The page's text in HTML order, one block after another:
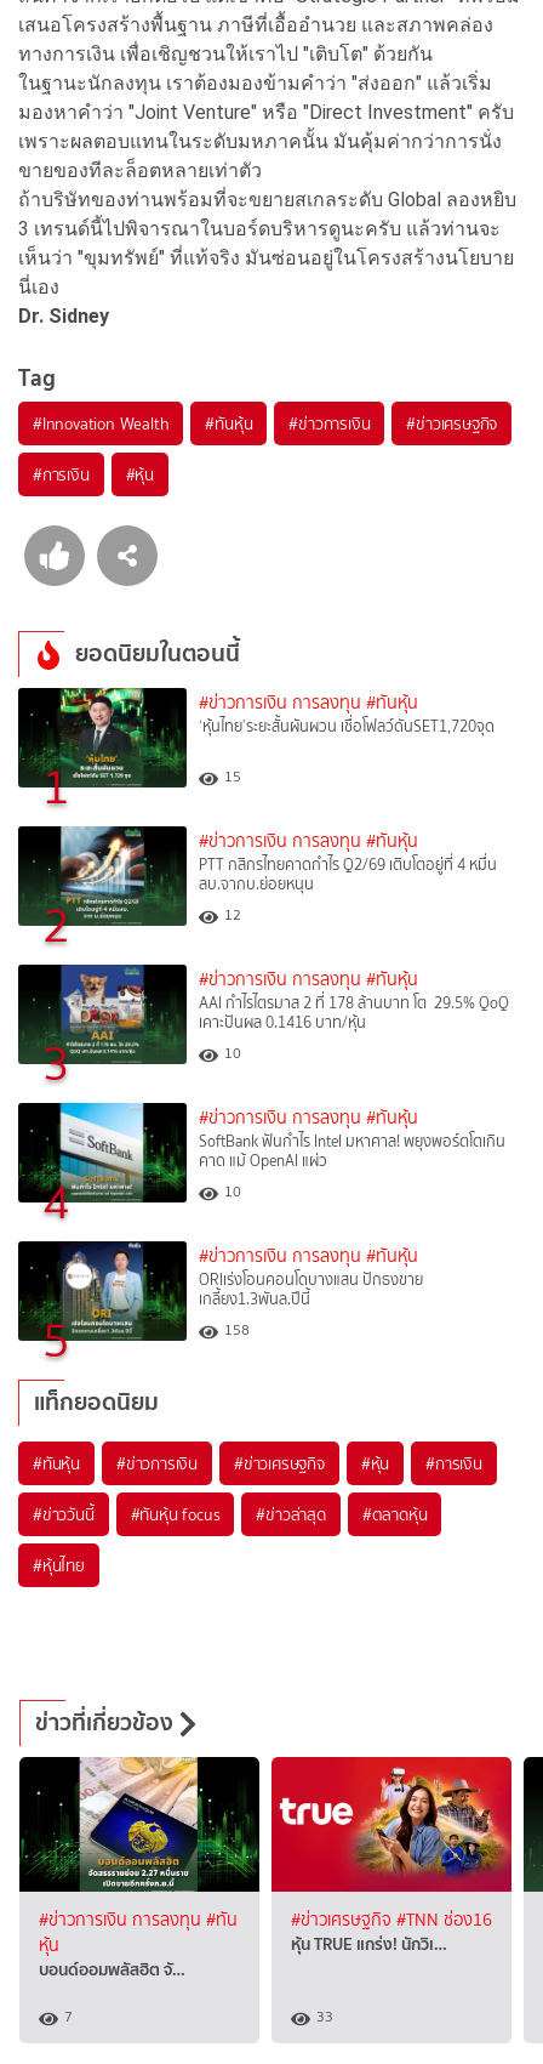
เสนอโครงสร้างพื้นฐาน ภาษีที่เอื้ออำนวย และสภาพคล่อง
ทางการเงิน เพื่อเชิญชวนให้เราไป "เติบโต" ด้วยกัน
ในฐานะนักลงทุน เราต้องมองข้ามคำว่า "ส่งออก" แล้วเริ่ม
มองหาคำว่า "Joint Venture" หรือ "Direct Investment" ครับ
เพราะผลตอบแทนในระดับมหภาคนั้น มันคุ้มค่ากว่าการนั่ง
ขายของทีละล็อตหลายเท่าตัว
ถ้าบริษัทของท่านพร้อมที่จะขยายสเกลระดับ Global ลองหยิบ
3 เทรนด์นี้ไปพิจารณาในบอร์ดบริหารดูนะครับ แล้วท่านจะ
เห็นว่า "ขุมทรัพย์" ที่แท้จริง มันซ่อนอยู่ในโครงสร้างนโยบาย
นี่เอง
Dr. Sidney
Tag
#Innovation Wealth #ทันหุ้น #ข่าวการเงิน #ข่าวเศรษฐกิจ
#การเงิน #หุ้น
ยอดนิยมในตอนนี้
1
#ข่าวการเงิน การลงทุน #ทันหุ้น
‘หุ้นไทย’ระยะสั้นผันผวน เชื่อโฟลว์ดันSET1,720จุด
15
2
#ข่าวการเงิน การลงทุน #ทันหุ้น
PTT กสิกรไทยคาดกำไร Q2/69 เติบโตอยู่ที่ 4 หมื่น
ลบ.จากบ.ย่อยหนุน
12
3
#ข่าวการเงิน การลงทุน #ทันหุ้น
AAI กำไรไตรมาส 2 ที่ 178 ล้านบาท โต 29.5% QoQ
เคาะปันผล 0.1416 บาท/หุ้น
10
4
#ข่าวการเงิน การลงทุน #ทันหุ้น
SoftBank ฟันกำไร Intel มหาศาล! พยุงพอร์ตโตเกิน
คาด แม้ OpenAI แผ่ว
10
5
#ข่าวการเงิน การลงทุน #ทันหุ้น
ORIเร่งโอนคอนโดบางแสน ปักธงขาย
เกลี้ยง1.3พันล.ปีนี้
158
แท็กยอดนิยม
#ทันหุ้น #ข่าวการเงิน #ข่าวเศรษฐกิจ #หุ้น #การเงิน
#ข่าววันนี้ #ทันหุ้น focus #ข่าวล่าสุด #ตลาดหุ้น
#หุ้นไทย
ข่าวที่เกี่ยวข้อง
#ข่าวการเงิน การลงทุน #ทัน
หุ้น
บอนด์ออมพลัสฮิต จั…
7
#ข่าวเศรษฐกิจ #TNN ช่อง16
หุ้น TRUE แกร่ง! นักวิเ…
33